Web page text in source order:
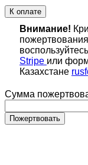
К оплате
Внимание!
Stripe или
Казахстане
Сумма
Пожертвовать